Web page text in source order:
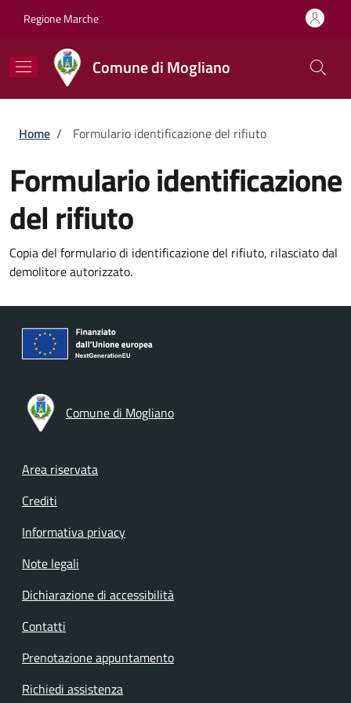
Regione Marche
Comune di Mogliano
Briciole di pane
Home / Formulario identificazione del rifiuto
Formulario identificazione
del rifiuto
Copia del formulario di identificazione del rifiuto, rilasciato dal
demolitore autorizzato.
Comune di Mogliano
Footer menu
Area riservata
Crediti
Informativa privacy
Note legali
Dichiarazione di accessibilità
Contatti
Prenotazione appuntamento
Richiedi assistenza